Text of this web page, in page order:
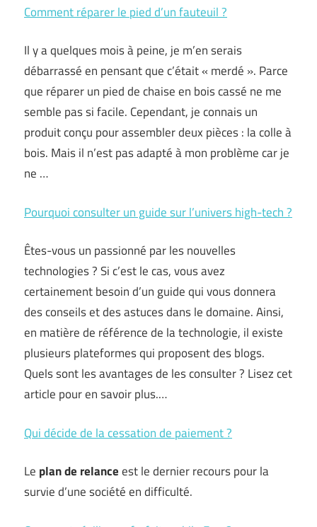
Comment réparer le pied d’un fauteuil ?
Il y a quelques mois à peine, je m’en serais
débarrassé en pensant que c’était « merdé ». Parce
que réparer un pied de chaise en bois cassé ne me
semble pas si facile. Cependant, je connais un
produit conçu pour assembler deux pièces : la colle à
bois. Mais il n’est pas adapté à mon problème car je
ne …
Pourquoi consulter un guide sur l’univers high-tech ?
Êtes-vous un passionné par les nouvelles
technologies ? Si c’est le cas, vous avez
certainement besoin d’un guide qui vous donnera
des conseils et des astuces dans le domaine. Ainsi,
en matière de référence de la technologie, il existe
plusieurs plateformes qui proposent des blogs.
Quels sont les avantages de les consulter ? Lisez cet
article pour en savoir plus.…
Qui décide de la cessation de paiement ?
Le plan de relanceest le dernier recours pour la
survie d’une société en difficulté.